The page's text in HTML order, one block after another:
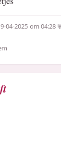
04-2025 om 04:28